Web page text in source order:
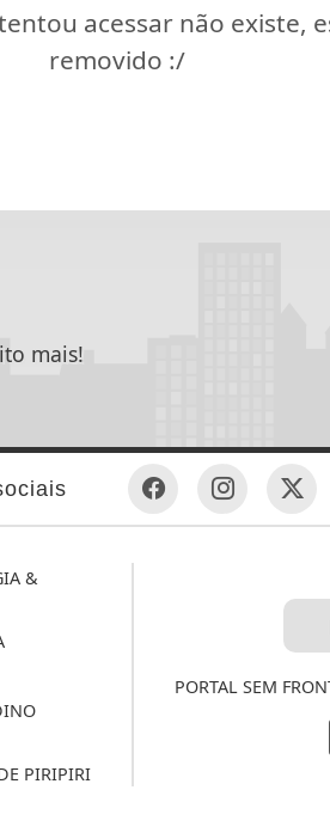
acessar não existe,
removido :/
mais!
&
PIRIPIRI
PORTAL SEM